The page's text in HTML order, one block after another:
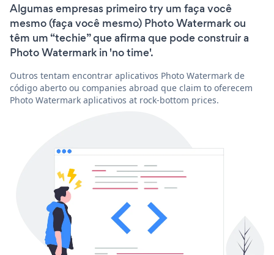
Algumas empresas primeiro try um faça você
mesmo (faça você mesmo) Photo Watermark ou
têm um “techie” que afirma que pode construir a
Photo Watermark in 'no time'.
Outros tentam encontrar aplicativos Photo Watermark de
código aberto ou companies abroad que claim to oferecem
Photo Watermark aplicativos at rock-bottom prices.